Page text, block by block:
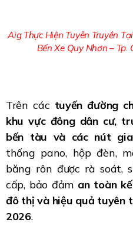
Aig Thực Hiện Tuyên Truyền
Bến Xe Quy Nhơn –
Trên các tuyến đường
khu vực đông dân cư,
bến tàu và các nút
thống pano, hộp đèn,
băng rôn được rà soát,
cấp, bảo đảm an toàn
đô thị và hiệu quả tuyên
2026.